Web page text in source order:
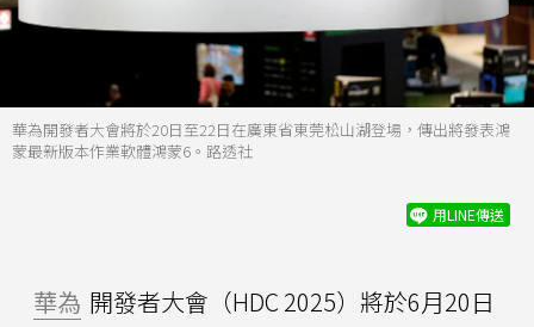
華為開發者大會將於20日至22日在廣東省東莞松山湖登場，傳出將發表鴻
蒙最新版本作業軟體鴻蒙6。路透社
用LINE傳送
華為 開發者大會（HDC 2025）將於6月20日